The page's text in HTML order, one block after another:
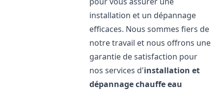
installation et un dépannage
efficaces. Nous sommes fiers de
notre travail et nous offrons une
garantie de satisfaction pour
nos services d'installation et
dépannage chauffe eau